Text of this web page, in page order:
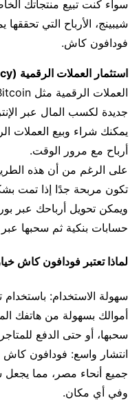
سواء كنت تبيع منتجاتك
شيبينج، الأرباح التي
فودافون كاش.
استثمار العملات الرقمية (Cryptocurrency)
جديدة لكسب المال عبر
يمكنك شراء وبيع العملات
أرباح مع مرور الوقت.
على الرغم من أن هذه
تكون مربحة جدًا إذا تمت
ويمكن تحويل أرباحك عبر
حسابات بنكية ثم سحبها
لماذا تعتبر فودافون كاش
سهولة الاستخدام:
أموالك بسهولة من هاتفك
سحبها، أو حتى الدفع للمتاجر
انتشار واسع: فودافون كاش
جميع أنحاء مصر، مما
وفي أي مكان.